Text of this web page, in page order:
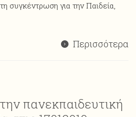
συγκέντρωση για την Παιδεία,
Περισσότερα
πανεκπαιδευτική